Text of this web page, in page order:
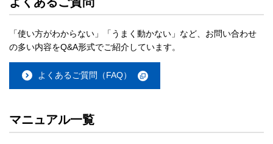
「使い方がわからない」「うまく動かない」など、お問い合わせ
の多い内容をQ&A形式でご紹介しています。
よくあるご質問（FAQ）
マニュアル一覧